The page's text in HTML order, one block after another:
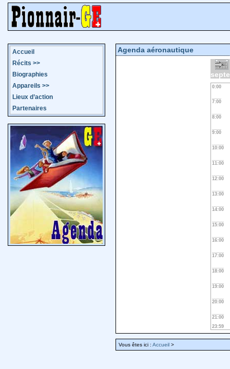
Accueil
Récits >>
Biographies
Appareils >>
Lieux d’action
Partenaires
Agenda aéronautique
0:00
7:00
8:00
9:00
10:00
11:00
12:00
13:00
14:00
15:00
16:00
17:00
18:00
19:00
20:00
21:00
23:59
Vous êtes ici : Accueil >